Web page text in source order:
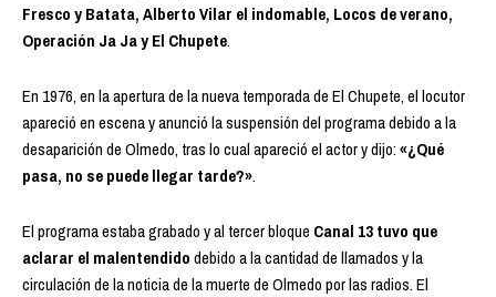
Fresco y Batata, Alberto Vilar el indomable, Locos de verano,
Operación Ja Ja y El Chupete.
En 1976, en la apertura de la nueva temporada de El Chupete, el locutor
apareció en escena y anunció la suspensión del programa debido a la
desaparición de Olmedo, tras lo cual apareció el actor y dijo:«¿Qué
pasa, no se puede llegar tarde?».
El programa estaba grabado y al tercer bloque Canal 13 tuvo que
aclarar el malentendidodebido a la cantidad de llamados y la
circulación de la noticia de la muerte de Olmedo por las radios. El